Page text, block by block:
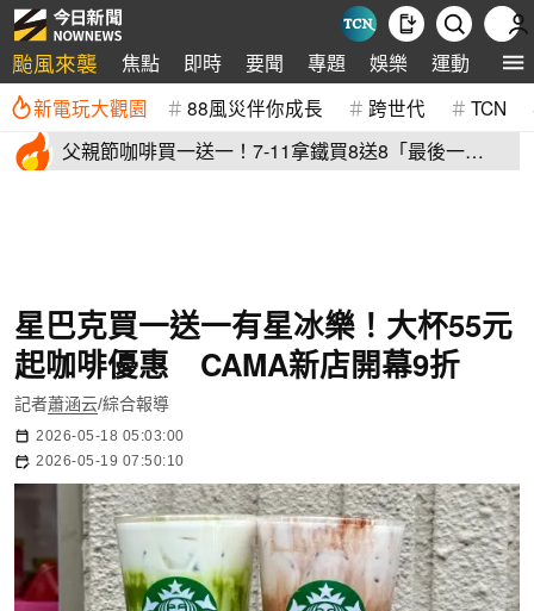
颱風來襲 焦點 即時 要聞 專題 娛樂 運動 全球
新電玩大觀園 88風災伴你成長 跨世代 TCN
父親節咖啡買一送一！7-11拿鐵買8送8「最後一
星巴克買一送一有星冰樂！大杯55元
起咖啡優惠 CAMA新店開幕9折
記者蕭涵云/綜合報導
2026-05-18 05:03:00
2026-05-19 07:50:10